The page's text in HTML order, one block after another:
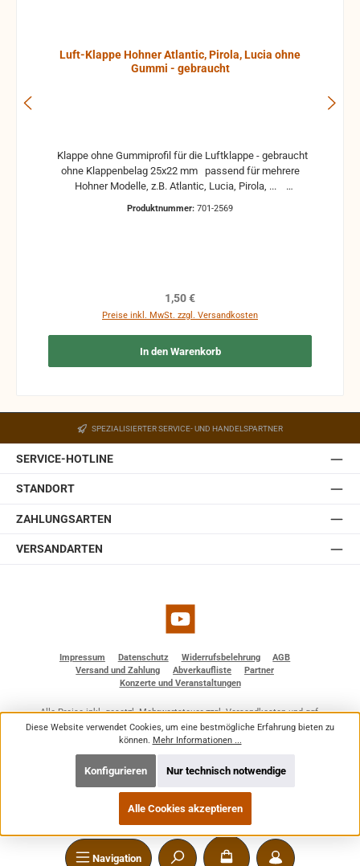
Navigation
Luft-Klappe Hohner Atlantic, Pirola, Lucia ohne
Gummi - gebraucht
ohne Klappenbelag 25x22 mm passend für mehrere
Hohner Modelle, z.B. Atlantic, Lucia, Pirola, ...
gebrauchte Teile können optische Beschädigungen
Funktion nicht mehr gewährleistet werden und die
Produktnummer: 701-2569
Regulärer Preis:
1,50 €
Preise inkl. MwSt. zzgl. Versandkosten
In den Warenkorb
SPEZIALISIERTER SERVICE- UND HANDELSPARTNER
SERVICE-HOTLINE
STANDORT
ZAHLUNGSARTEN
VERSANDARTEN
YouTube
Impressum Datenschutz Widerrufsbelehrung
AGB
Versand und Zahlung
Abverkaufliste
Partner
Konzerte und Veranstaltungen
Alle Preise inkl. gesetzl. Mehrwertsteuer zzgl.Versandkostenund ggf.
Nachnahmegebühren, wenn nicht anders angegeben.
© 2026 BF - Dienstleistungen - Alle Rechte vorbehalten. Theme by
Diese Website verwendet Cookies, um eine bestmögliche Erfahrung bieten zu
können. Mehr Informationen ...
Nur technisch notwendige
Konfigurieren
Alle Cookies akzeptieren